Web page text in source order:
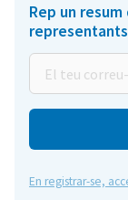
Rep un
representants
teu
correu-
En registrar-se,